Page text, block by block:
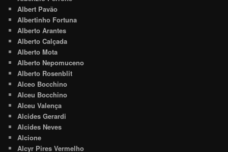
Albert Pavão
Albertinho Fortuna
Alberto Arantes
Alberto Calçada
Alberto Mota
Alberto Nepomuceno
Alberto Rosenblit
Alceo Bocchino
Alceu Bocchino
Alceu Valença
Alcides Gerardi
Alcides Neves
Alcione
Alcyr Pires Vermelho